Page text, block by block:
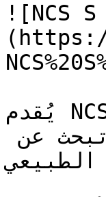
![NCS S
يُقدم NCS S 5040-B20G طاقة الأزرق والأخضر معاً بشكل
مُركّز — خيار جريء للمنازل العصرية التي تبحث عن
الطبيعي.